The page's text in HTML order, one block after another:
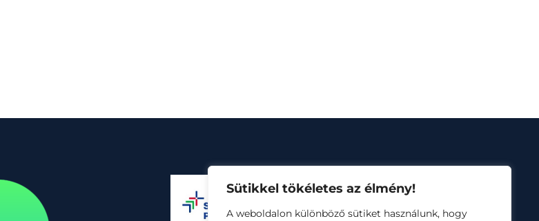
Sütikkel tökéletes az élmény!
A weboldalon különböző sütiket használunk, hogy